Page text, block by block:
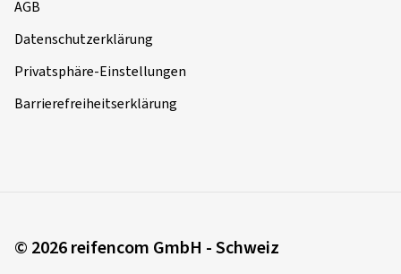
AGB
Datenschutzerklärung
Privatsphäre-Einstellungen
Barrierefreiheitserklärung
© 2026 reifencom GmbH - Schweiz